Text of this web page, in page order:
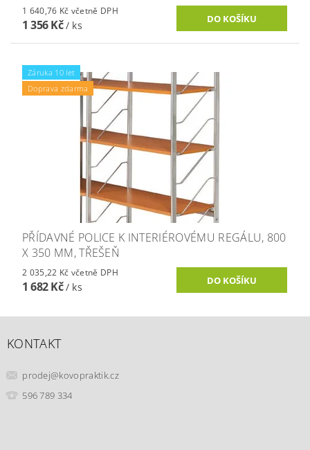
1 640,76 Kč včetně DPH
1 356 Kč/ ks
Záruka 10 let
Doprava zdarma
PŘÍDAVNÉ POLICE K INTERIÉROVÉMU REGÁLU, 800
X 350 MM, TŘEŠEŇ
2 035,22 Kč včetně DPH
1 682 Kč/ ks
KONTAKT
prodej@kovopraktik.cz
596 789 334